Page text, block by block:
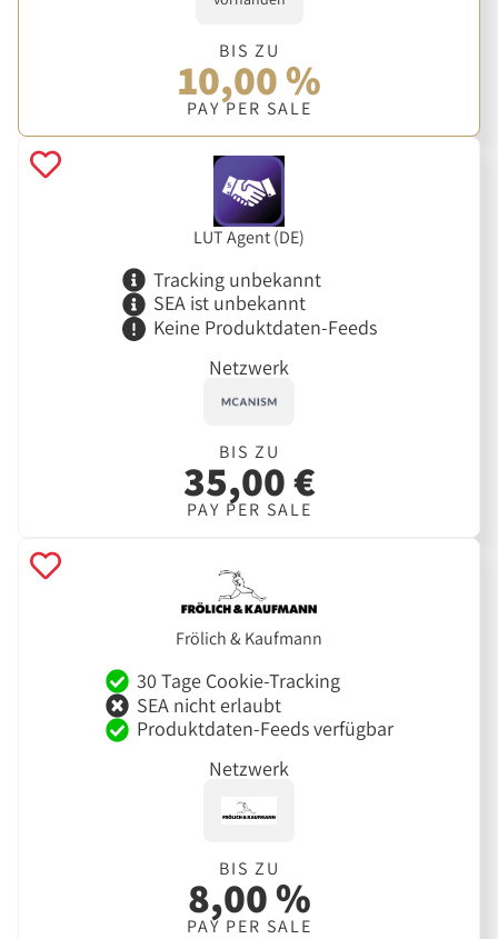
BIS ZU
10,00 %
PAY PER SALE
LUT Agent (DE)
Tracking unbekannt
SEA ist unbekannt
Keine Produktdaten-Feeds
Netzwerk
BIS ZU
35,00 €
PAY PER SALE
Frölich & Kaufmann
30 Tage Cookie-Tracking
SEA nicht erlaubt
Produktdaten-Feeds verfügbar
Netzwerk
BIS ZU
8,00 %
PAY PER SALE